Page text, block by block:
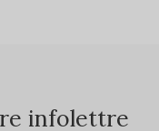
infolettre